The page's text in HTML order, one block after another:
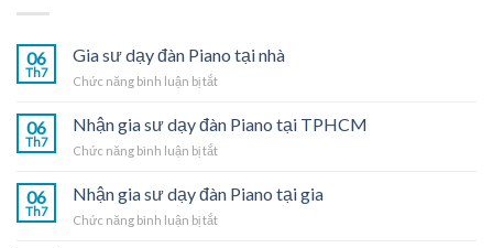
06
Th7
Gia sư dạy đàn Piano tại nhà
Chức năng bình luận bị tắtở
đàn
tại
06
Th7
Nhận gia sư dạy đàn Piano tại TPHCM
Chức năng bình luận bị tắtở
gia
dạy
06
Th7
Nhận gia sư dạy đàn Piano tại gia
Chức năng bình luận bị tắtở